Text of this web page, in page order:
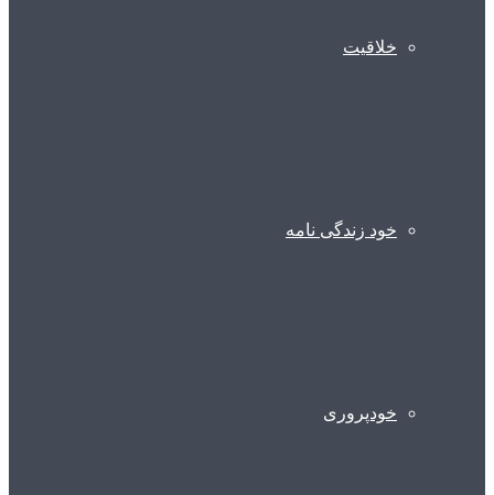
خلاقیت
خود زندگی نامه
خودپروری